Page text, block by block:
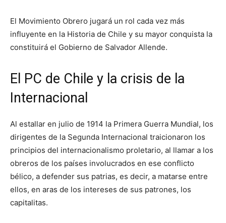
El Movimiento Obrero jugará un rol cada vez más
influyente en la Historia de Chile y su mayor conquista la
constituirá el Gobierno de Salvador Allende.
El PC de Chile y la crisis de la
Internacional
Al estallar en julio de 1914 la Primera Guerra Mundial, los
dirigentes de la Segunda Internacional traicionaron los
principios del internacionalismo proletario, al llamar a los
obreros de los países involucrados en ese conflicto
bélico, a defender sus patrias, es decir, a matarse entre
ellos, en aras de los intereses de sus patrones, los
capitalitas.